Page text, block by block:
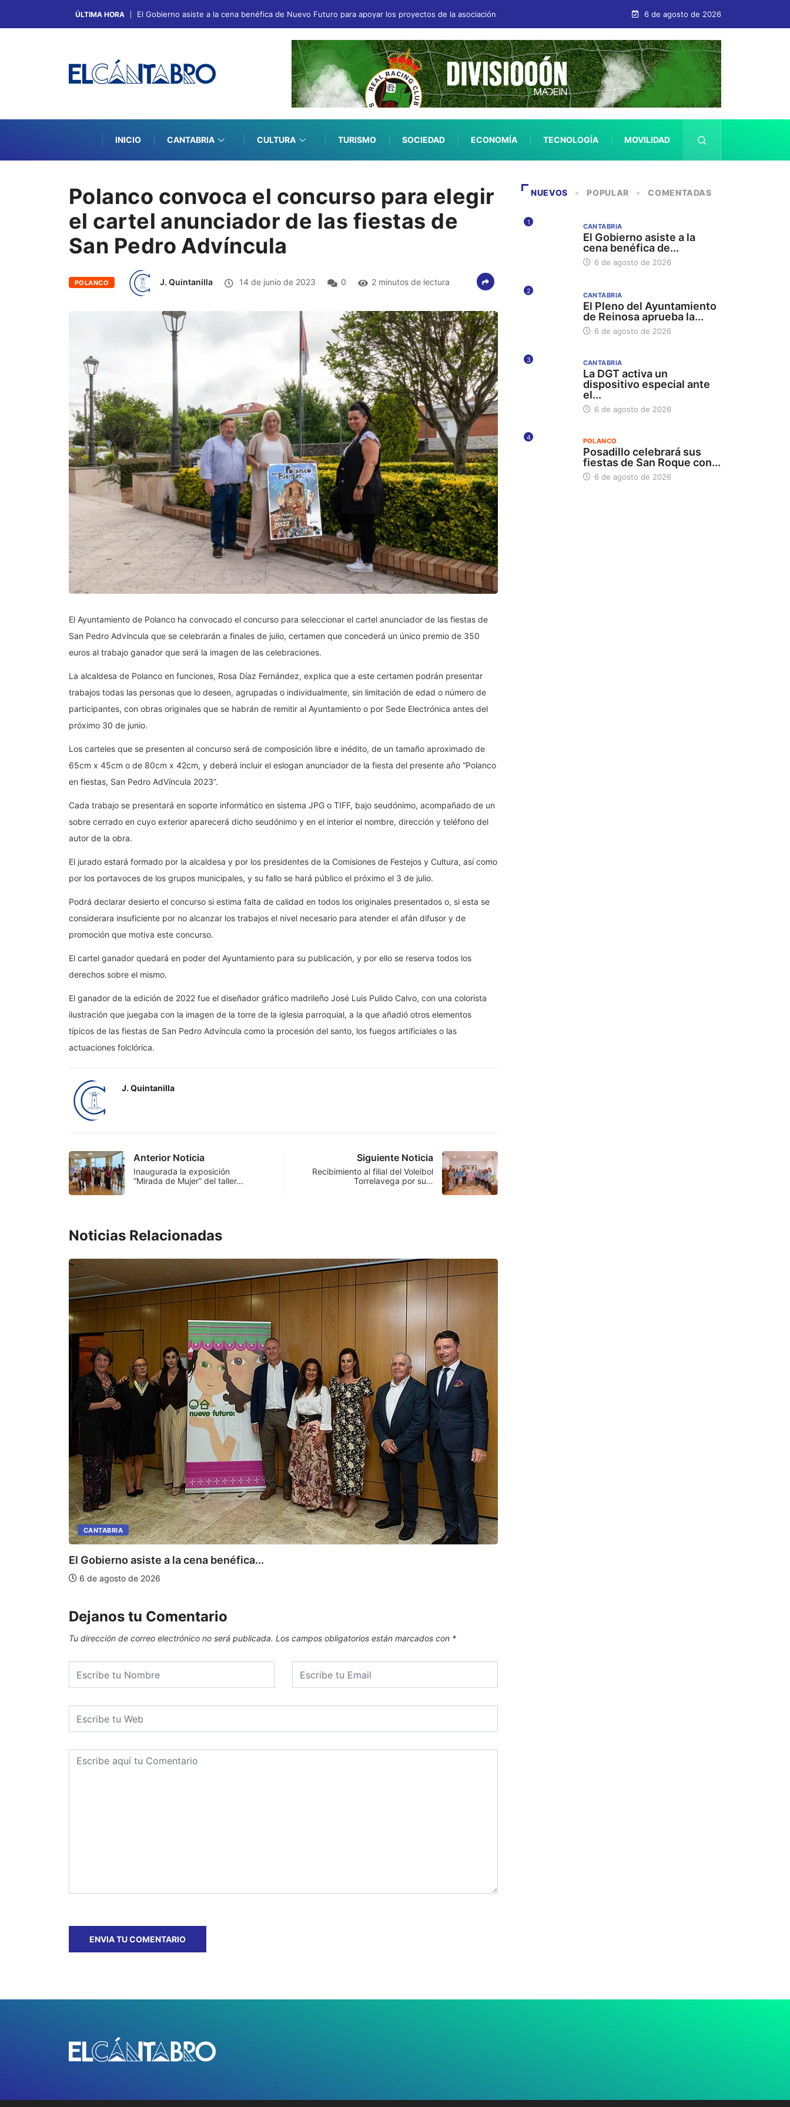
ÚLTIMA HORA El Gobierno asiste a la cena benéfica de Nuevo Futuro para apoyar los proyectos de la asociación 6 de agosto de 2026
INICIO CANTABRIA CULTURA TURISMO SOCIEDAD ECONOMÍA TECNOLOGÍA MOVILIDAD
Polanco convoca el concurso para elegir
el cartel anunciador de las fiestas de
San Pedro Advíncula
POLANCO J. Quintanilla 14 de junio de 2023 0 2 minutos de lectura
El Ayuntamiento de Polanco ha convocado el concurso para seleccionar el cartel anunciador de las fiestas de
San Pedro Advíncula que se celebrarán a finales de julio, certamen que concederá un único premio de 350
euros al trabajo ganador que será la imagen de las celebraciones.
La alcaldesa de Polanco en funciones, Rosa Díaz Fernández, explica que a este certamen podrán presentar
trabajos todas las personas que lo deseen, agrupadas o individualmente, sin limitación de edad o número de
participantes, con obras originales que se habrán de remitir al Ayuntamiento o por Sede Electrónica antes del
próximo 30 de junio.
Los carteles que se presenten al concurso será de composición libre e inédito, de un tamaño aproximado de
65cm x 45cm o de 80cm x 42cm, y deberá incluir el eslogan anunciador de la fiesta del presente año “Polanco
en fiestas, San Pedro AdVíncula 2023”.
Cada trabajo se presentará en soporte informático en sistema JPG o TIFF, bajo seudónimo, acompañado de un
sobre cerrado en cuyo exterior aparecerá dicho seudónimo y en el interior el nombre, dirección y teléfono del
autor de la obra.
El jurado estará formado por la alcaldesa y por los presidentes de la Comisiones de Festejos y Cultura, así como
por los portavoces de los grupos municipales, y su fallo se hará público el próximo el 3 de julio.
Podrá declarar desierto el concurso si estima falta de calidad en todos los originales presentados o, si esta se
considerara insuficiente por no alcanzar los trabajos el nivel necesario para atender el afán difusor y de
promoción que motiva este concurso.
El cartel ganador quedará en poder del Ayuntamiento para su publicación, y por ello se reserva todos los
derechos sobre el mismo.
El ganador de la edición de 2022 fue el diseñador gráfico madrileño José Luis Pulido Calvo, con una colorista
ilustración que juegaba con la imagen de la torre de la iglesia parroquial, a la que añadió otros elementos
típicos de las fiestas de San Pedro Advíncula como la procesión del santo, los fuegos artificiales o las
actuaciones folclórica.
J. Quintanilla
Anterior Noticia
Inaugurada la exposición
“Mirada de Mujer” del taller…
Siguiente Noticia
Recibimiento al filial del Voleibol
Torrelavega por su…
Noticias Relacionadas
CANTABRIA
El Gobierno asiste a la cena benéfica...
6 de agosto de 2026
Dejanos tu Comentario
Tu dirección de correo electrónico no será publicada. Los campos obligatorios están marcados con *
NUEVOS POPULAR COMENTADAS
1 CANTABRIA
El Gobierno asiste a la
cena benéfica de...
6 de agosto de 2026
2 CANTABRIA
El Pleno del Ayuntamiento
de Reinosa aprueba la...
6 de agosto de 2026
3 CANTABRIA
La DGT activa un
dispositivo especial ante
el...
6 de agosto de 2026
4 POLANCO
Posadillo celebrará sus
fiestas de San Roque con...
6 de agosto de 2026